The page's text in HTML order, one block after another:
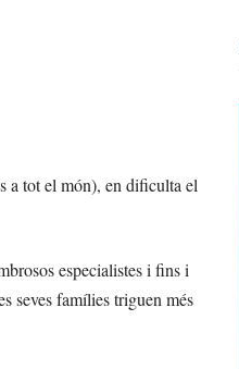
a tot el món), en dificulta el
especialistes i fins i
seves famílies triguen més